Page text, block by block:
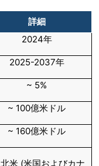
詳細
2024年
2025-2037年
~ 5%
~ 100億米ドル
~ 160億米ドル
北米 (米国およびカナ